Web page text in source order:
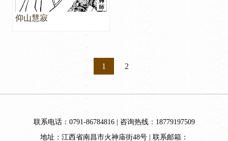
仰山慧寂
1 2
联系电话：0791-86784816 | 咨询热线：18779197509
地址：江西省南昌市火神庙街48号 | 联系邮箱：